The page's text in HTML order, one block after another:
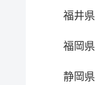
福井県
福岡県
静岡県